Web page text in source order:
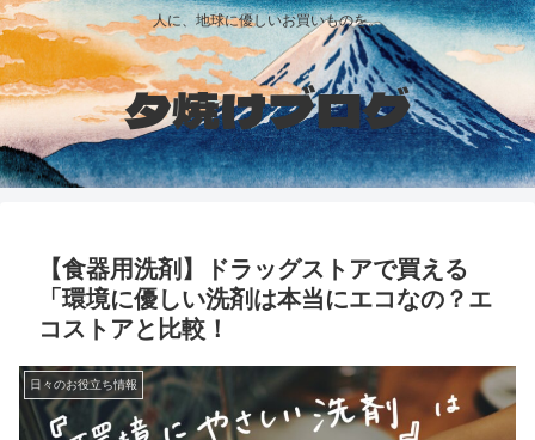
人に、地球に優しいお買いものを。
夕焼けブログ
【食器用洗剤】ドラッグストアで買える
「環境に優しい洗剤は本当にエコなの？エ
コストアと比較！
日々のお役立ち情報